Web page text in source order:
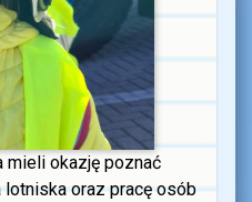
mieli okazję poznać
oraz pracę osób